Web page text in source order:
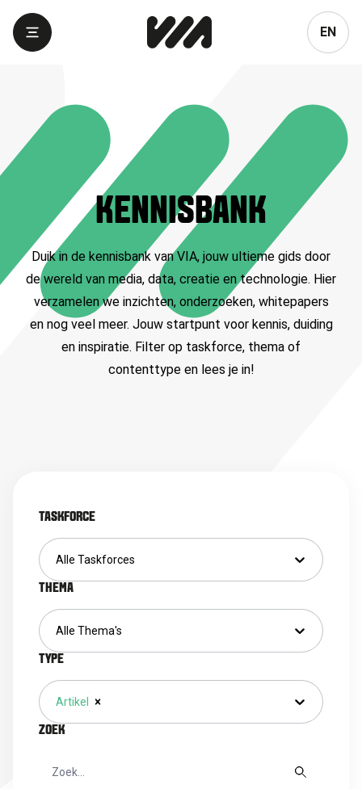
EN
KENNISBANK
Duik in de kennisbank van VIA, jouw ultieme gids door
de wereld van media, data, creatie en technologie. Hier
verzamelen we inzichten, onderzoeken, whitepapers
en nog veel meer. Jouw startpunt voor kennis, duiding
en inspiratie. Filter op taskforce, thema of
contenttype en lees je in!
TASKFORCE
Alle Taskforces
THEMA
Alle Thema's
TYPE
Artikel
ZOEK